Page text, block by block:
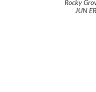
Rocky
JUN